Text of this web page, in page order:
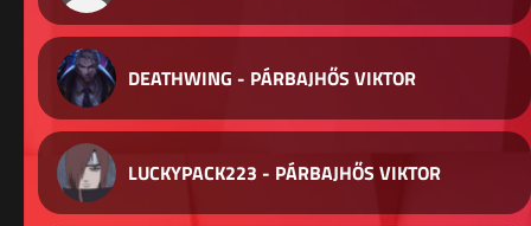
DEATHWING - PÁRBAJHŐS VIKTOR
LUCKYPACK223 - PÁRBAJHŐS VIKTOR